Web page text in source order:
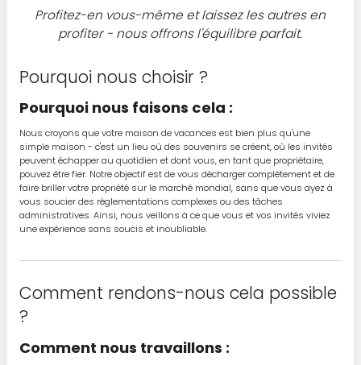
Profitez-en vous-même et laissez les autres en
profiter - nous offrons l'équilibre parfait.
Pourquoi nous choisir ?
Pourquoi nous faisons cela :
Nous croyons que votre maison de vacances est bien plus qu'une
simple maison - c'est un lieu où des souvenirs se créent, où les invités
peuvent échapper au quotidien et dont vous, en tant que propriétaire,
pouvez être fier. Notre objectif est de vous décharger complètement et de
faire briller votre propriété sur le marché mondial, sans que vous ayez à
vous soucier des réglementations complexes ou des tâches
administratives. Ainsi, nous veillons à ce que vous et vos invités viviez
une expérience sans soucis et inoubliable.
Comment rendons-nous cela possible
?
Comment nous travaillons :